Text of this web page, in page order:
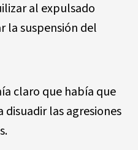
al expulsado
la suspensión del
claro que había que
las agresiones